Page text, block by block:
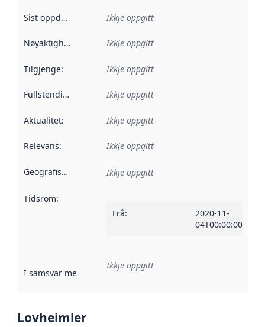
Sist oppdatert Ikkje oppgitt
Nøyaktigheit Ikkje oppgitt
Tilgjenge: Ikkje oppgitt
Fullstendigheit Ikkje oppgitt
Aktualitet: Ikkje oppgitt
Relevans: Ikkje oppgitt
Geografisk område Ikkje oppgitt
Tidsrom:
Frå:
2020-11-
04T00:00:00Z
I samsvar med Referanse til ei implementeringsregel eller
Ikkje oppgitt
Lovheimler